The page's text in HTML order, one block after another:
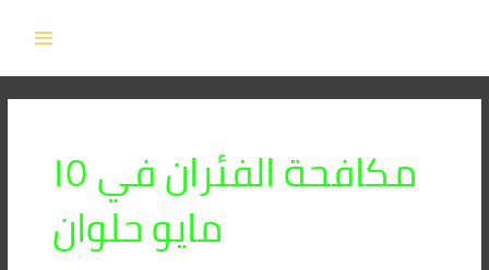
مكافحة الفئران في ١٥
مايو حلوان